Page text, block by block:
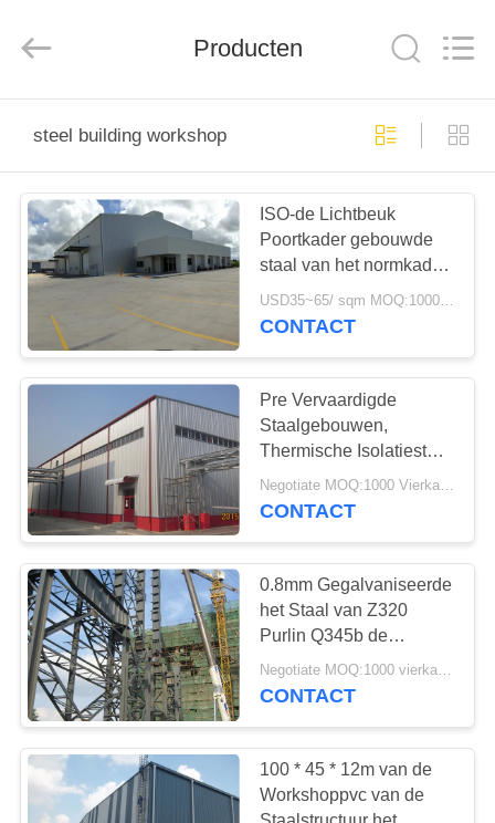
PRODUCTEN
VIDEO'S
SHOW
OVER
ONS
FABRIEKSTOUR
KWALITEITSCONTROLE
NEEM
CONTACT
MET
Fabrication
Producten
steel building workshop
ISO-de Lichtbeuk
Poortkader gebouwde
staal van het normkader
de bouwworkshop
USD35~65/ sqm MOQ:1000 Vierkante Meter
CONTACT
Pre Vervaardigde
Staalgebouwen,
Thermische Isolatiestaal
de Bouwworkshop
Negotiate MOQ:1000 Vierkante Meter
CONTACT
0.8mm Gegalvaniseerde
het Staal van Z320
Purlin Q345b de
Bouwworkshop
Negotiate MOQ:1000 vierkante meter
CONTACT
100 * 45 * 12m van de
Workshoppvc van de